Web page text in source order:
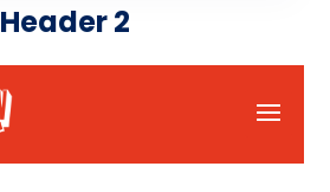
Header 2